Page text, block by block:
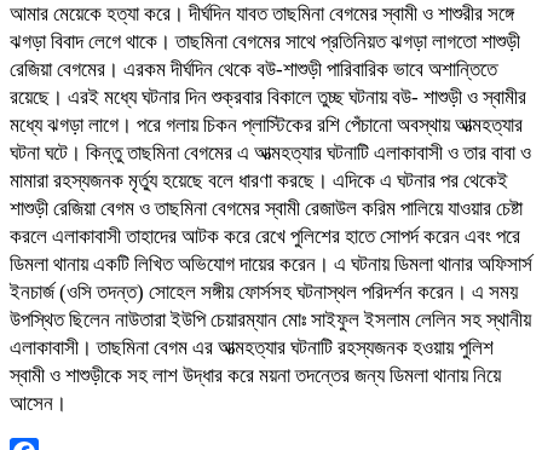
আমার মেয়েকে হত্যা করে। দীর্ঘদিন যাবত তাছমিনা বেগমের স্বামী ও শাশুরীর সঙ্গে
ঝগড়া বিবাদ লেগে থাকে। তাছমিনা বেগমের সাথে প্রতিনিয়ত ঝগড়া লাগতো শাশুড়ী
রেজিয়া বেগমের। এরকম দীর্ঘদিন থেকে বউ-শাশুড়ী পারিবারিক ভাবে অশান্তিতে
রয়েছে। এরই মধ্যে ঘটনার দিন শুক্রবার বিকালে তুচ্ছ ঘটনায় বউ- শাশুড়ী ও স্বামীর
মধ্যে ঝগড়া লাগে। পরে গলায় চিকন প্লাস্টিকের রশি পেঁচানো অবস্থায় আত্মহত্যার
ঘটনা ঘটে। কিন্তু তাছমিনা বেগমের এ আত্মহত্যার ঘটনাটি এলাকাবাসী ও তার বাবা ও
মামারা রহস্যজনক মৃর্ত্যু হয়েছে বলে ধারণা করছে। এদিকে এ ঘটনার পর থেকেই
শাশুড়ী রেজিয়া বেগম ও তাছমিনা বেগমের স্বামী রেজাউল করিম পালিয়ে যাওয়ার চেষ্টা
করলে এলাকাবাসী তাহাদের আটক করে রেখে পুলিশের হাতে সোপর্দ করেন এবং পরে
ডিমলা থানায় একটি লিখিত অভিযোগ দায়ের করেন। এ ঘটনায় ডিমলা থানার অফিসার্স
ইনচার্জ (ওসি তদন্ত) সোহেল সঙ্গীয় ফোর্সসহ ঘটনাস্থল পরিদর্শন করেন। এ সময়
উপস্থিত ছিলেন নাউতারা ইউপি চেয়ারম্যান মোঃ সাইফুল ইসলাম লেলিন সহ স্থানীয়
এলাকাবাসী। তাছমিনা বেগম এর আত্মহত্যার ঘটনাটি রহস্যজনক হওয়ায় পুলিশ
স্বামী ও শাশুড়ীকে সহ লাশ উদ্ধার করে ময়না তদন্তের জন্য ডিমলা থানায় নিয়ে
আসেন।